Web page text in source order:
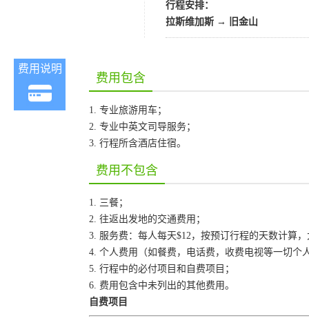
行程安排：
拉斯维加斯 → 旧金山
费用说明
费用包含
1. 专业旅游用车；
2. 专业中英文司导服务；
3. 行程所含酒店住宿。
费用不包含
1. 三餐；
2. 往返出发地的交通费用；
3. 服务费：每人每天$12，按预订行程的天数计算
4. 个人费用（如餐费，电话费，收费电视等一切个
5. 行程中的必付项目和自费项目；
6. 费用包含中未列出的其他费用。
自费项目